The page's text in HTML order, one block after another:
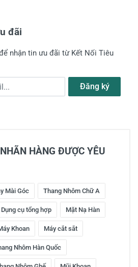
đãi
nhận tin ưu đãi từ Kết Nối Tiêu
Đăng ký
HÀNG ĐƯỢC YÊU
Mài Góc Thang Nhôm Chữ A
Dụng cụ tổng hợp Mặt Nạ Hàn
Khoan Máy cắt sắt
Nhôm Hàn Quốc